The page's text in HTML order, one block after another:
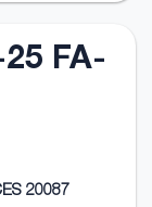
FA-
20087